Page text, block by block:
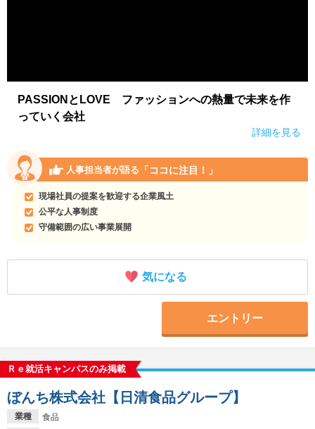
PASSIONとLOVE ファッションへの熱量で未来を作
っていく会社
詳細を見る
人事担当者が語る 「ココに注目！」
現場社員の提案を歓迎する企業風土
公平な人事制度
守備範囲の広い事業展開
気になる
エントリー
Ｒｅ就活キャンパスのみ掲載
業種 食品
ぼんち株式会社【日清食品グループ】